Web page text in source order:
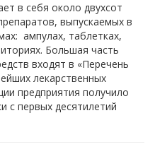
в себя около двухсот
выпускаемых в
ампулах, таблетках,
Большая часть
входят в «Перечень
лекарственных
предприятия получило
с первых десятилетий